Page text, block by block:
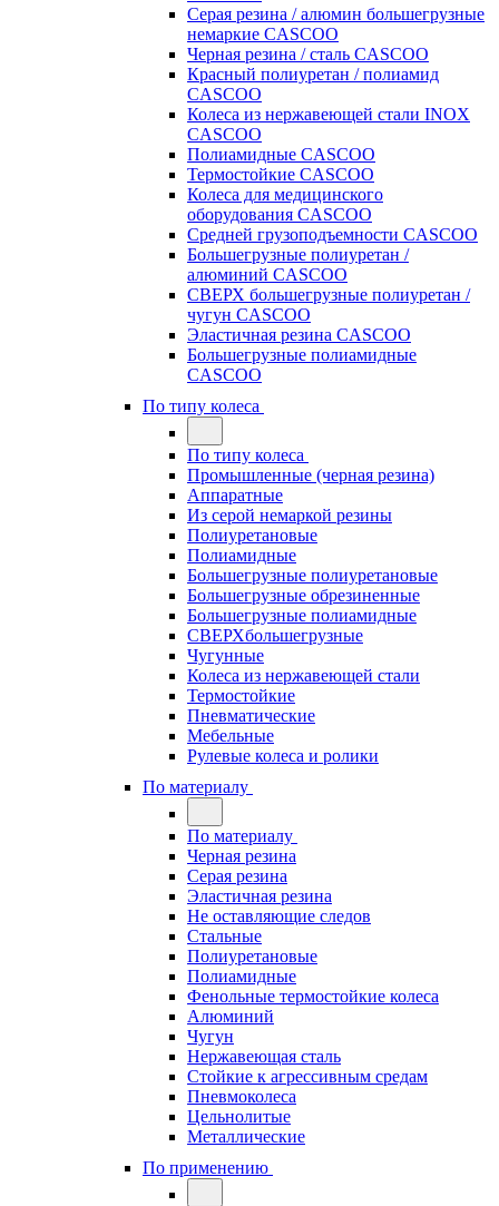
Серая резина / алюмин большегрузные
немаркие CASCOO
Черная резина / сталь CASCOO
Красный полиуретан / полиамид
CASCOO
Колеса из нержавеющей стали INOX
CASCOO
Полиамидные CASCOO
Термостойкие CASCOO
Колеса для медицинского
оборудования CASCOO
Средней грузоподъемности CASCOO
Большегрузные полиуретан /
алюминий CASCOO
СВЕРХ большегрузные полиуретан /
чугун CASCOO
Эластичная резина CASCOO
Большегрузные полиамидные
CASCOO
По типу колеса
По типу колеса
Промышленные (черная резина)
Аппаратные
Из серой немаркой резины
Полиуретановые
Полиамидные
Большегрузные полиуретановые
Большегрузные обрезиненные
Большегрузные полиамидные
СВЕРХбольшегрузные
Чугунные
Колеса из нержавеющей стали
Термостойкие
Пневматические
Мебельные
Рулевые колеса и ролики
По материалу
По материалу
Черная резина
Серая резина
Эластичная резина
Не оставляющие следов
Стальные
Полиуретановые
Полиамидные
Фенольные термостойкие колеса
Алюминий
Чугун
Нержавеющая сталь
Стойкие к агрессивным средам
Пневмоколеса
Цельнолитые
Металлические
По применению